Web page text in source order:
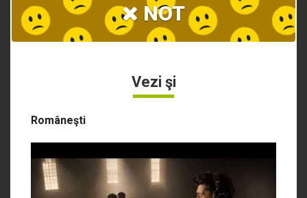
NOT
Vezi şi
Româneşti